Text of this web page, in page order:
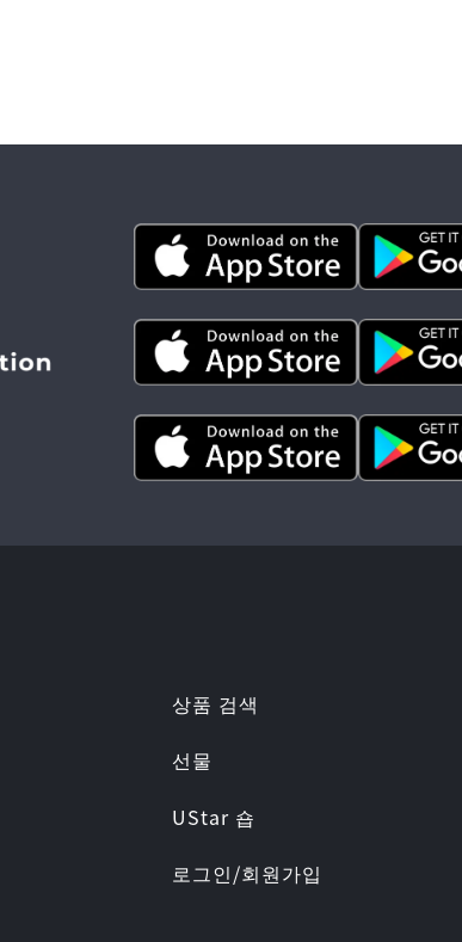
상품 검색
선물
UStar 숍
로그인/회원가입